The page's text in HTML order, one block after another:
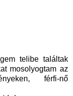
telibe találtak
mosolyogtam az
férfi-nő